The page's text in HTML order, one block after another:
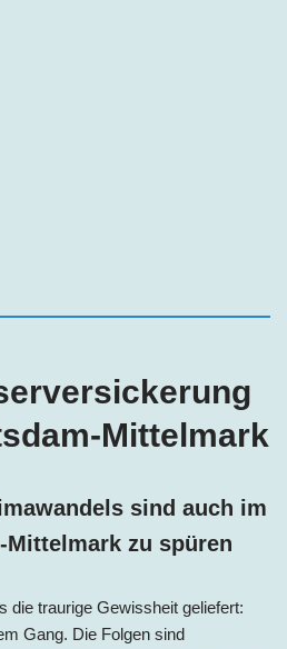
Mittelmark
sind auch im
Mittelmark zu spüren
die traurige Gewissheit geliefert:
Gang. Die Folgen sind